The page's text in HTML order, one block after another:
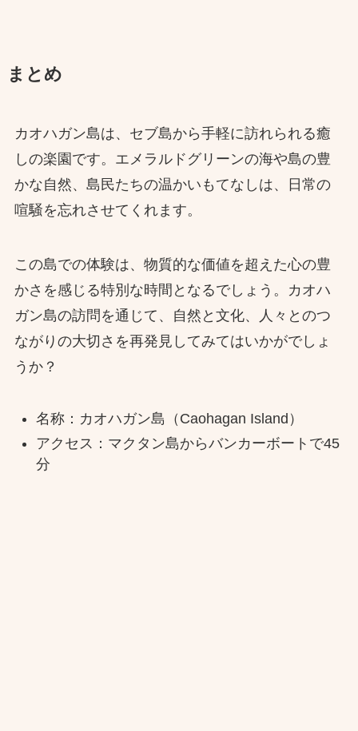
まとめ
カオハガン島は、セブ島から手軽に訪れられる癒
しの楽園です。エメラルドグリーンの海や島の豊
かな自然、島民たちの温かいもてなしは、日常の
喧騒を忘れさせてくれます。
この島での体験は、物質的な価値を超えた心の豊
かさを感じる特別な時間となるでしょう。カオハ
ガン島の訪問を通じて、自然と文化、人々とのつ
ながりの大切さを再発見してみてはいかがでしょ
うか？
名称：カオハガン島（Caohagan Island）
アクセス：マクタン島からバンカーボートで45
分